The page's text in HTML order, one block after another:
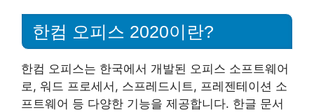
한컴 오피스 2020이란?
한컴 오피스는 한국에서 개발된 오피스 소프트웨어
로, 워드 프로세서, 스프레드시트, 프레젠테이션 소
프트웨어 등 다양한 기능을 제공합니다. 한글 문서